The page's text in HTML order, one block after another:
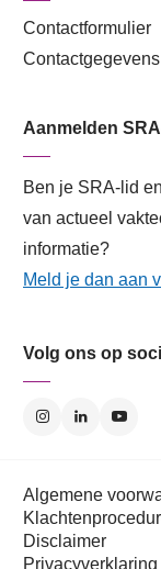
Contactformulier
Contactgegevens
Aanmelden
Ben je SRA-lid
van actueel
informatie?
Meld je dan aan
Volg ons op
Algemene
Disclaimer
Privacyverklaring